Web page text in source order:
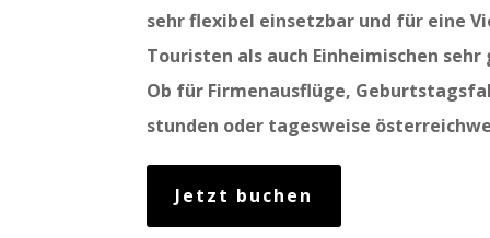
sehr flexibel einsetzbar und für eine
Touristen als auch Einheimischen
Ob für Firmenausflüge,
stunden oder tagesweise
Jetzt buchen